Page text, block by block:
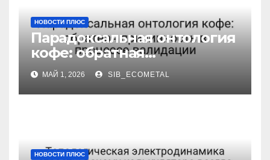
НОВОСТИ ПЛЮС
Парадоксальная онтология
кофе: обратная
причинность в процессе
валидации
МАЙ 1, 2026 SIB_ECOMETAL
НОВОСТИ ПЛЮС